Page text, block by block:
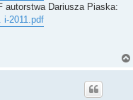
autorstwa Dariusza Piaska:
i-2011.pdf